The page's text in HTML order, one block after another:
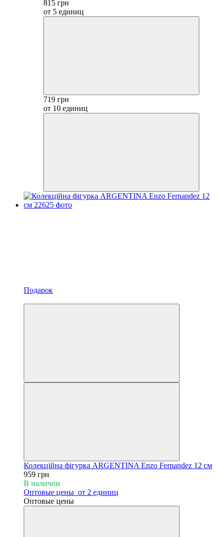
815 грн
от 5 единиц
719 грн
от 10 единиц
Подарок
Колекційна фігурка ARGENTINA Enzo Fernandez 12 см
959 грн
В наличии
Оптовые цены от 2 единиц
Оптовые цены